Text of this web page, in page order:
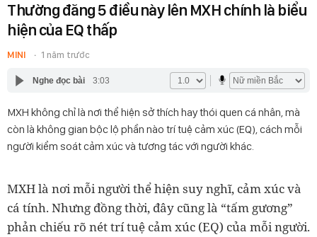
Thường đăng 5 điều này lên MXH chính là biểu
hiện của EQ thấp
MINI 1 năm trước
Nghe đọc bài 3:03
MXH không chỉ là nơi thể hiện sở thích hay thói quen cá nhân, mà
còn là không gian bộc lộ phần nào trí tuệ cảm xúc (EQ), cách mỗi
người kiểm soát cảm xúc và tương tác với người khác.
MXH là nơi mỗi người thể hiện suy nghĩ, cảm xúc và
cá tính. Nhưng đồng thời, đây cũng là “tấm gương”
phản chiếu rõ nét trí tuệ cảm xúc (EQ) của mỗi người.